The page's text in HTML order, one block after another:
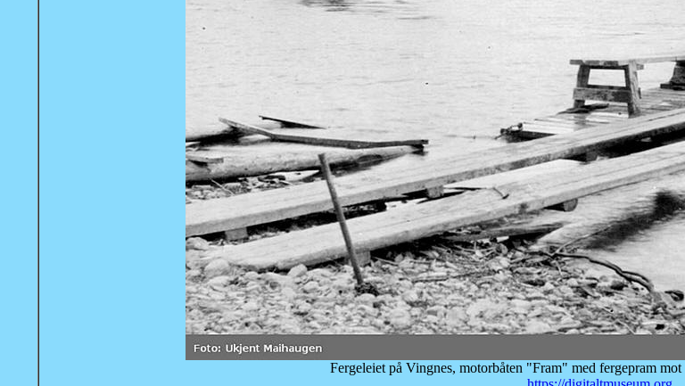
Fergeleiet på Vingnes, motorbåten "Fram" med fergepram